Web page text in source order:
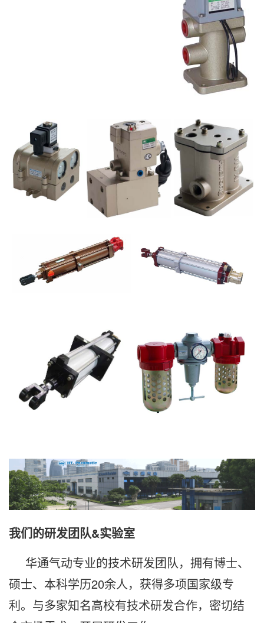
我们的研发团队&实验室
华通气动专业的技术研发团队，拥有博士、
硕士、本科学历20余人，获得多项国家级专
利。与多家知名高校有技术研发合作，密切结